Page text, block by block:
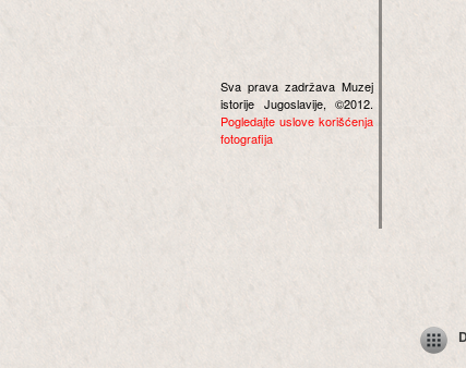
Sva prava zadržava Muzej
istorije Jugoslavije, ©2012.
Pogledajte uslove korišćenja
fotografija